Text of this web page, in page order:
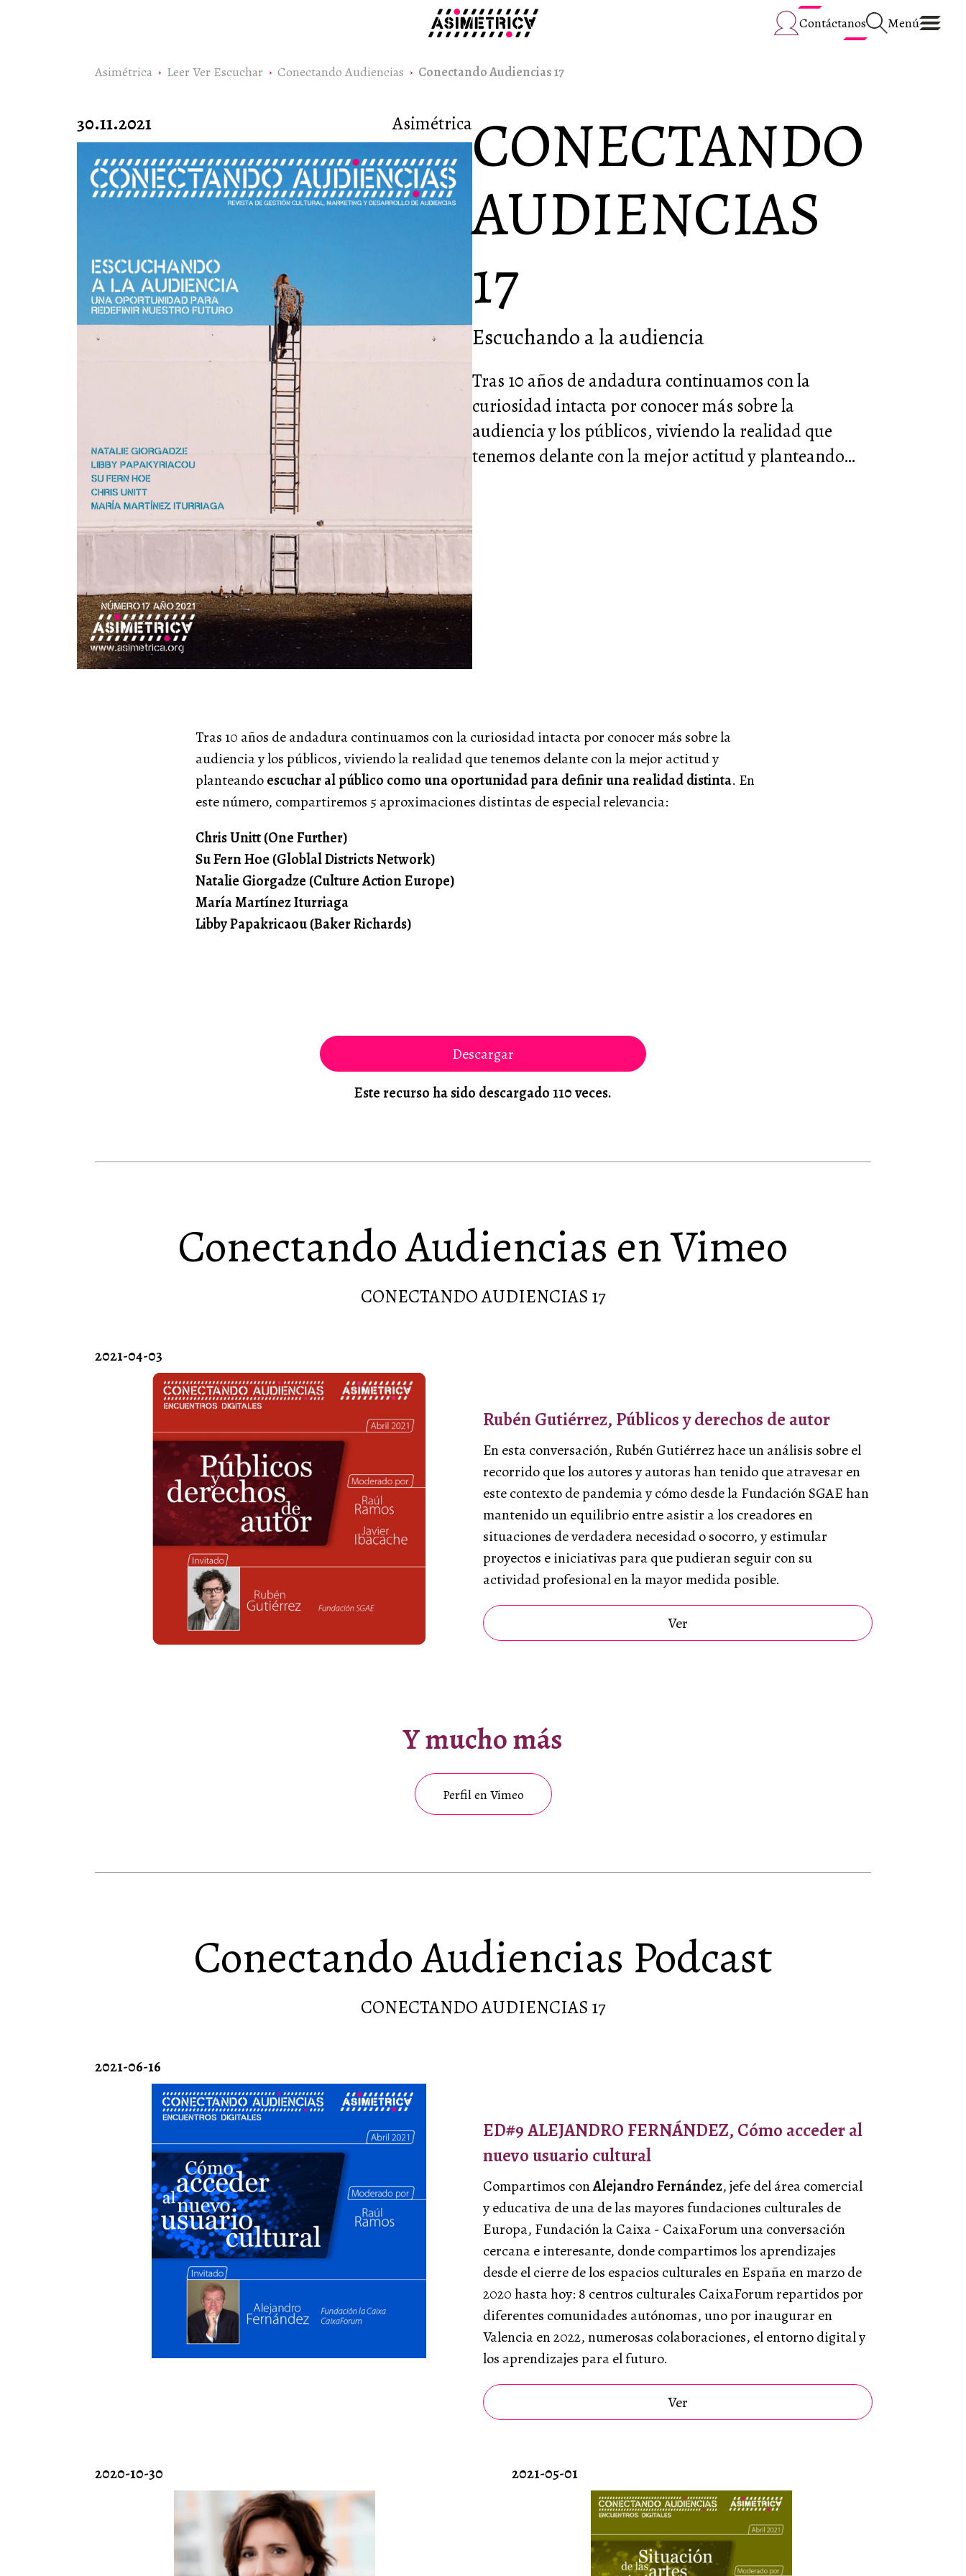
Contáctanos Menú
Asimétrica Leer Ver Escuchar Conectando Audiencias Conectando Audiencias 17
30.11.2021 AsimétricaCONECTANDO
AUDIENCIAS
17
Escuchando a la audiencia
Tras 10 años de andadura continuamos con la
curiosidad intacta por conocer más sobre la
audiencia y los públicos, viviendo la realidad que
tenemos delante con la mejor actitud y planteando…
Tras 10 años de andadura continuamos con la curiosidad intacta por conocer más sobre la
audiencia y los públicos, viviendo la realidad que tenemos delante con la mejor actitud y
planteandoescuchar al público como una oportunidad para definir una realidad distinta. En
este número, compartiremos 5 aproximaciones distintas de especial relevancia:
Chris Unitt (One Further)
Su Fern Hoe (Globlal Districts Network)
Natalie Giorgadze (Culture Action Europe)
María Martínez Iturriaga
Libby Papakricaou (Baker Richards)
Descargar
Este recurso ha sido descargado 110 veces.
Nombre
Conectando Audiencias en Vimeo
CONECTANDO AUDIENCIAS 17
2021-04-03
Rubén Gutiérrez, Públicos y derechos de autor
En esta conversación, Rubén Gutiérrez hace un análisis sobre el
recorrido que los autores y autoras han tenido que atravesar en
este contexto de pandemia y cómo desde la Fundación SGAE han
mantenido un equilibrio entre asistir a los creadores en
situaciones de verdadera necesidad o socorro, y estimular
proyectos e iniciativas para que pudieran seguir con su
actividad profesional en la mayor medida posible.
Ver
Y mucho más
Perfil en Vimeo
Conectando Audiencias Podcast
CONECTANDO AUDIENCIAS 17
2021-06-16
ED#9 ALEJANDRO FERNÁNDEZ, Cómo acceder al
nuevo usuario cultural
Compartimos conAlejandro Fernández, jefe del área comercial
y educativa de una de las mayores fundaciones culturales de
Europa, Fundación la Caixa- CaixaForumuna conversación
cercana e interesante, donde compartimos los aprendizajes
desde el cierre de los espacios culturales en España en marzo de
2020 hasta hoy: 8 centros culturales CaixaForum repartidos por
diferentes comunidades autónomas, uno por inaugurar en
Valencia en 2022, numerosas colaboraciones, el entorno digital y
los aprendizajes para el futuro.
Ver
2020-10-30 2021-05-01